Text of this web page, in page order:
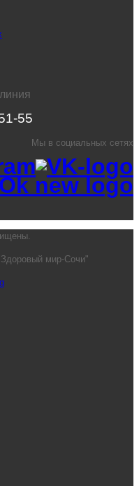
55
Мы в социальных сетях
мир-Сочи"